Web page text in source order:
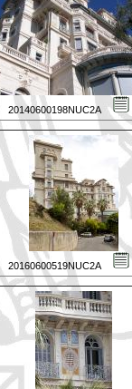
20140600198NUC2A
20160600519NUC2A